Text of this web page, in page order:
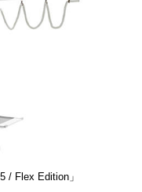
/ Flex Edition」